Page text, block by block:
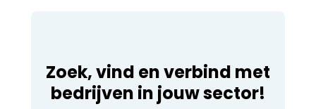
Zoek, vind en verbind met
bedrijven in jouw sector!